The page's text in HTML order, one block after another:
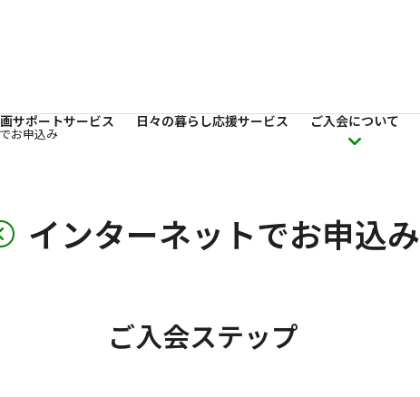
サポートサービス 日々の暮らし応援サービス ご入会について
お申込み
インターネットでお申込み
ご入会ステップ